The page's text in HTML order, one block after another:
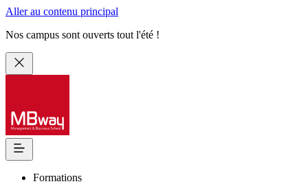
Aller au contenu principal
Nos campus sont ouverts tout l'été !
Formations